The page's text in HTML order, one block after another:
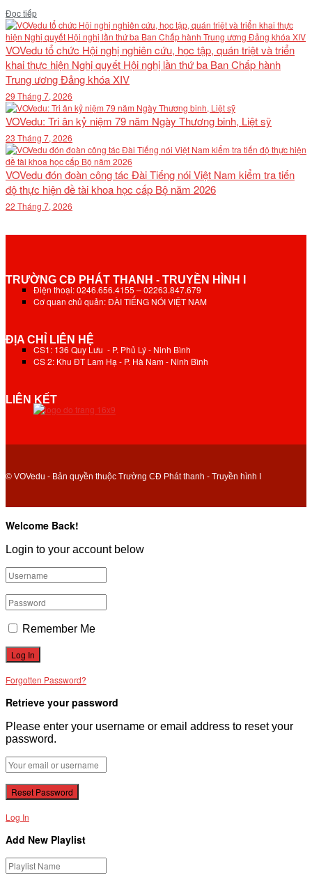
Đọc tiếpDetails
VOVedu tổ chức Hội nghị nghiên cứu, học tập, quán triệt và triển
khai thực hiện Nghị quyết Hội nghị lần thứ ba Ban Chấp hành
Trung ương Đảng khóa XIV
29 Tháng 7, 2026
VOVedu: Tri ân kỷ niệm 79 năm Ngày Thương binh, Liệt sỹ
23 Tháng 7, 2026
VOVedu đón đoàn công tác Đài Tiếng nói Việt Nam kiểm tra tiến
độ thực hiện đề tài khoa học cấp Bộ năm 2026
22 Tháng 7, 2026
TRƯỜNG CĐ PHÁT THANH - TRUYỀN HÌNH I
Điện thoại: 0246.656.4155 – 02263.847.679
Cơ quan chủ quản: ĐÀI TIẾNG NÓI VIỆT NAM
ĐỊA CHỈ LIÊN HỆ
CS1: 136 Quy Lưu - P. Phủ Lý - Ninh Bình
CS 2: Khu ĐT Lam Hạ - P. Hà Nam - Ninh Bình
LIÊN KẾT
© VOVedu - Bản quyền thuộc Trường CĐ Phát thanh - Truyền hình I
Welcome Back!
Login to your account below
Remember Me
Forgotten Password?
Retrieve your password
Please enter your username or email address to reset your
password.
Log In
Add New Playlist